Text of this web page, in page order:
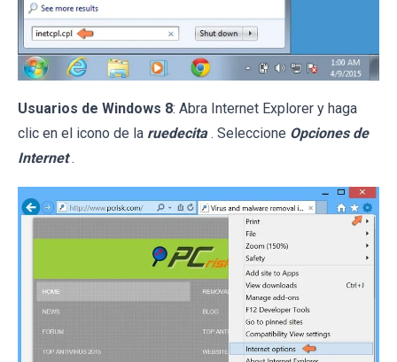
Usuarios de Windows 8: Abra Internet Explorer y haga
clic en el icono de la ruedecita . Seleccione Opciones de
Internet .